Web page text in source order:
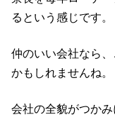
るという感じです。
仲のいい会社なら
かもしれませんね。
会社の全貌がつか